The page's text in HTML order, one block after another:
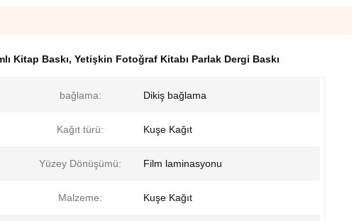
Kitap Baskı, Yetişkin Fotoğraf Kitabı Parlak Dergi Baskı
bağlama: Dikiş bağlama
Kağıt türü: Kuşe Kağıt
Yüzey Dönüşümü: Film laminasyonu
Malzeme: Kuşe Kağıt